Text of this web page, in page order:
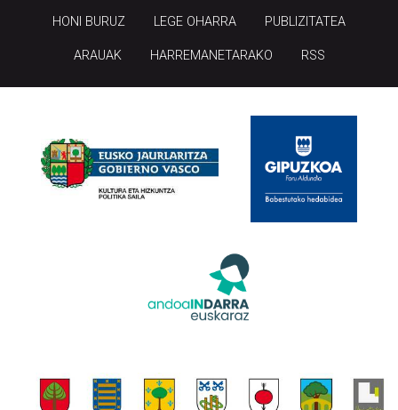
HONI BURUZ LEGE OHARRA PUBLIZITATEA
ARAUAK HARREMANETARAKO RSS